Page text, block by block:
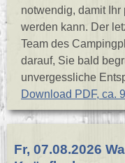
notwendig, damit
werden kann. Der
Team des
darauf, Sie bald
unvergessliche
Download PDF, ca.
Fr, 07.08.2026